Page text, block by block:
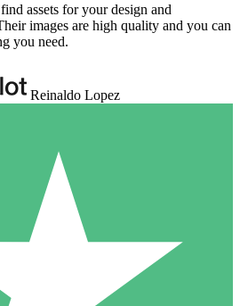
assets for your design and
images are high quality and you can
you need.
Reinaldo Lopez